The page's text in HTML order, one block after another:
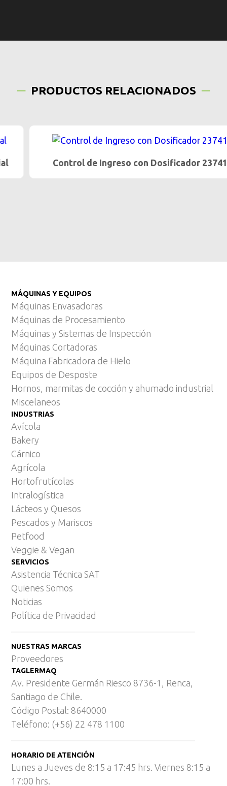
PRODUCTOS RELACIONADOS
Control de Ingreso con Dosificador 23741
MÁQUINAS Y EQUIPOS
Máquinas Envasadoras
Máquinas de Procesamiento
Máquinas y Sistemas de Inspección
Máquinas Cortadoras
Máquina Fabricadora de Hielo
Equipos de Desposte
Hornos, marmitas de cocción y ahumado industrial
Miscelaneos
INDUSTRIAS
Avícola
Bakery
Cárnico
Agrícola
Hortofrutícolas
Intralogística
Lácteos y Quesos
Pescados y Mariscos
Petfood
Veggie & Vegan
SERVICIOS
Asistencia Técnica SAT
Quienes Somos
Noticias
Política de Privacidad
NUESTRAS MARCAS
Proveedores
TAGLERMAQ
Av. Presidente Germán Riesco 8736-1, Renca,
Santiago de Chile.
Código Postal: 8640000
Teléfono: (+56) 22 478 1100
HORARIO DE ATENCIÓN
Lunes a Jueves de 8:15 a 17:45 hrs. Viernes 8:15 a
17:00 hrs.